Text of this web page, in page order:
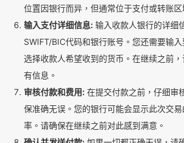
位置因银行而异，但通常位于支付或转账区
输入支付详细信息: 输入收款人银行的详细
SWIFT/BIC代码和银行账号。您还需要输
选择收款人希望收到的货币。在继续之前
有信息。
审核付款和费用: 在提交付款之前，仔细审
保准确无误。您的银行可能会显示此次交
率。请确保在继续之前对此感到满意。